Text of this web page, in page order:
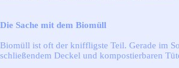
Die Sache mit dem Biomüll
Biomüll ist oft der kniffligste Teil. Gerade im
schließendem Deckel und kompostierbaren